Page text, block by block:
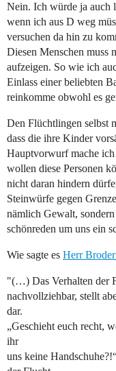
Nein. Ich würde ja auch
wenn ich aus D weg
versuchen da hin zu
Diesen Menschen muss
aufzeigen. So wie ich
Einlass einer beliebten
reinkomme obwohl es
Den Flüchtlingen selbst
dass die ihre Kinder
Hauptvorwurf mache
wollen diese Personen
nicht daran hindern
Steinwürfe gegen
nämlich Gewalt,
schönreden um uns ein
Wie sagte es Herr
"(…) Das Verhalten der
nachvollziehbar, stellt
dar.
„Geschieht euch recht,
ihr
uns keine